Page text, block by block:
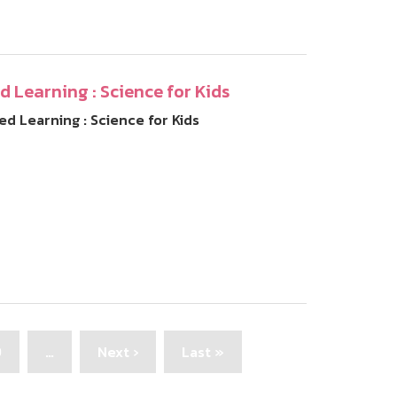
Learning : Science for Kids
Learning : Science for Kids
…
Next
page
Next ›
Last
page
Last »